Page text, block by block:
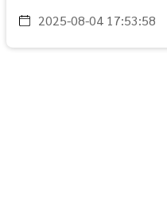
2025-08-04 17:53:58